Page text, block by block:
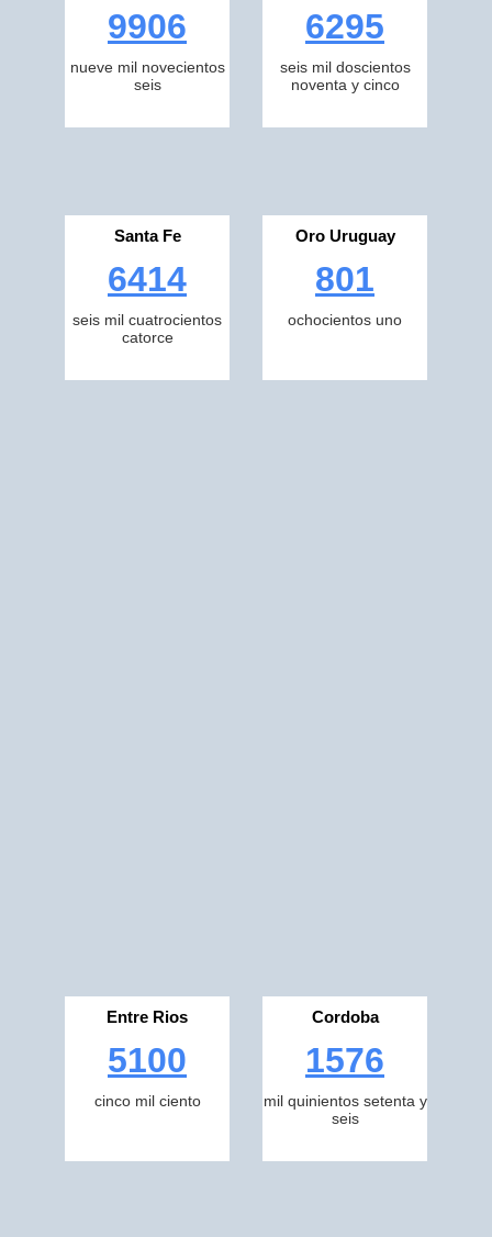
9906
nueve mil novecientos
seis
6295
seis mil doscientos
noventa y cinco
Santa Fe
6414
seis mil cuatrocientos
catorce
Oro Uruguay
801
ochocientos uno
Entre Rios
5100
cinco mil ciento
Cordoba
1576
mil quinientos setenta y
seis